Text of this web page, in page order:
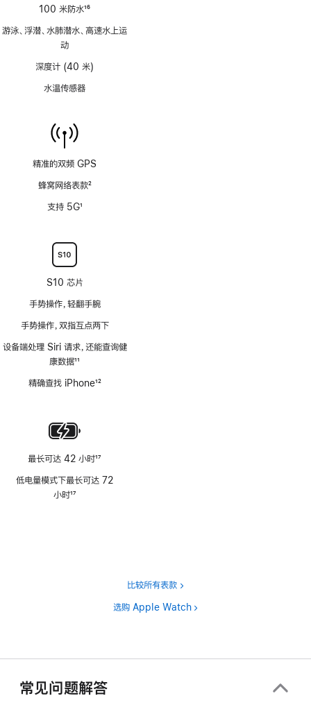
100 米防水16
游泳、浮潜、水肺潜水、高速水上运
动
深度计 (40 米)
水温传感器
精准的双频 GPS
蜂窝网络表款2
支持 5G1
S10 芯片
手势操作，轻翻手腕
手势操作，双指互点两下
设备端处理 Siri 请求，还能查询健
康数据11
精确查找 iPhone12
最长可达 42 小时17
低电量模式下最长可达 72
小时17
比较所有表款
选购 Apple Watch
常见问题解答